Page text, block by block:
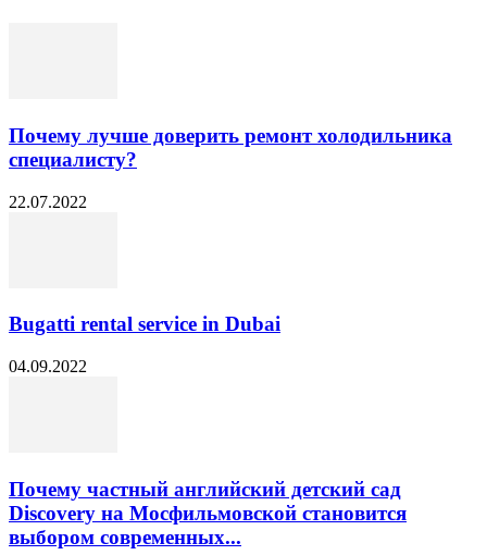
Почему лучше доверить ремонт холодильника
специалисту?
22.07.2022
Bugatti rental service in Dubai
04.09.2022
Почему частный английский детский сад
Discovery на Мосфильмовской становится
выбором современных...